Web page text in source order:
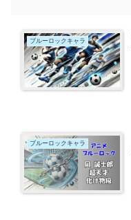
ブルーロックキャラ
ブルーロックキャラ